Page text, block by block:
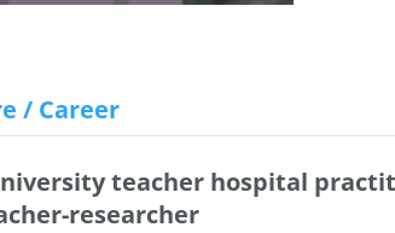
/ Career
teacher hospital
researcher